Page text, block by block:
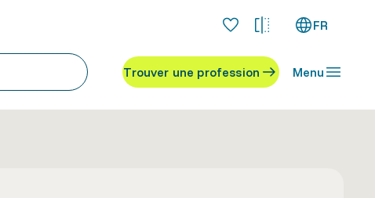
FR
Trouver une profession Menu